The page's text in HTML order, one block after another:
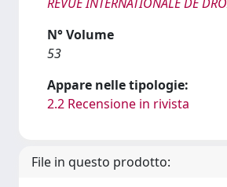
N° Volume
53
Appare nelle tipologie:
2.2 Recensione in rivista
File in questo prodotto: